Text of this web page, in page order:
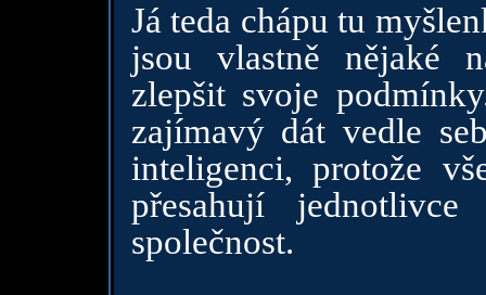
Já teda chápu tu
jsou vlastně nějaké
zlepšit svoje
zajímavý dát vedle
inteligenci, protože
přesahují
společnost.